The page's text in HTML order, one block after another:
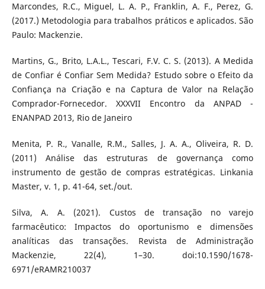
Marcondes, R.C., Miguel, L. A. P., Franklin, A. F., Perez, G.
(2017.) Metodologia para trabalhos práticos e aplicados. São
Paulo: Mackenzie.
Martins, G., Brito, L.A.L., Tescari, F.V. C. S. (2013). A Medida
de Confiar é Confiar Sem Medida? Estudo sobre o Efeito da
Confiança na Criação e na Captura de Valor na Relação
Comprador-Fornecedor. XXXVII Encontro da ANPAD -
ENANPAD 2013, Rio de Janeiro
Menita, P. R., Vanalle, R.M., Salles, J. A. A., Oliveira, R. D.
(2011) Análise das estruturas de governança como
instrumento de gestão de compras estratégicas. Linkania
Master, v. 1, p. 41-64, set./out.
Silva, A. A. (2021). Custos de transação no varejo
farmacêutico: Impactos do oportunismo e dimensões
analíticas das transações. Revista de Administração
Mackenzie, 22(4), 1–30. doi:10.1590/1678-
6971/eRAMR210037